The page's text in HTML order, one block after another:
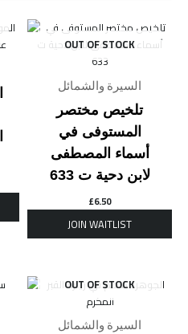
OUT OF STOCK
السيرة والشمائل
تلخيص مختصر
المستوفى في
أسماء المصطفى
لابن دحية ت 633
£6.50
OUT OF STOCK
السيرة والشمائل